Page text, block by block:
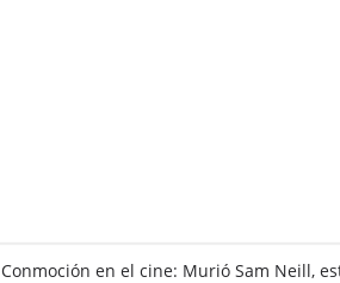
Conmoción en el cine: Murió Sam Neill,